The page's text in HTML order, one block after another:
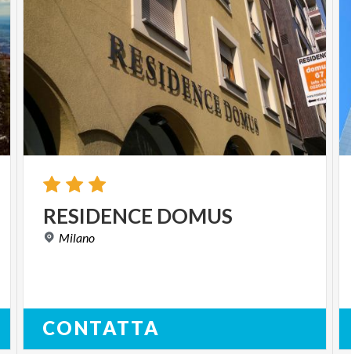
RESIDENCE DOMUS
Milano
CONTATTA